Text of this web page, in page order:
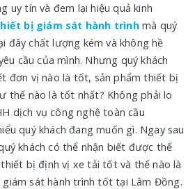
uy tín và đem lại hiệu quả kinh
bị giám sát hành trìnhmà quý
đây chất lượng kém và không hề
cầu của mình. Nhưng quý khách
đơn vị nào là tốt, sản phẩm thiết bị
thế nào là tốt nhất? Không phải lo
dịch vụ công nghệ toàn cầu
quý khách đang muốn gì. Ngay sau
khách có thể nhận biết được thế
bị định vị xe tải tốt và thế nào là
sát hành trình tốt tại Lâm Đồng.